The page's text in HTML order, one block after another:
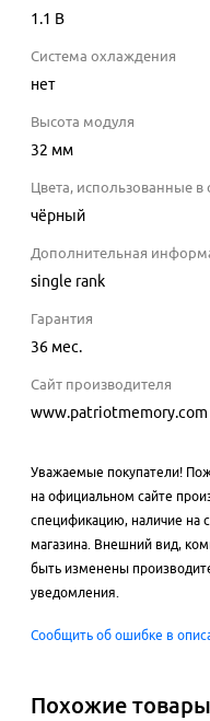
1.1 В
Система охлаждения
нет
Высота модуля
32 мм
Цвета, использованные
чёрный
Дополнительная
single rank
Гарантия
36 мес.
Сайт производителя
www.patriotmemory.com
Уважаемые покупатели!
на официальном сайте
спецификацию, наличие на
магазина. Внешний вид,
быть изменены
уведомления.
Сообщить об ошибке в
Похожие товары